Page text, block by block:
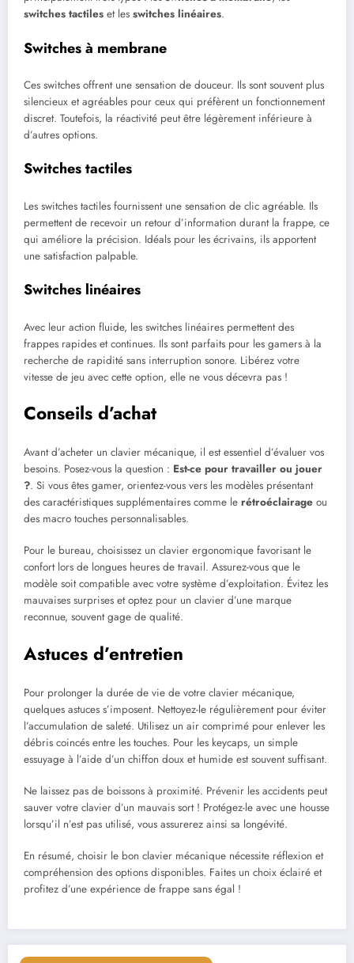
switches tactiles et les switches linéaires.
Switches à membrane
Ces switches offrent une sensation de douceur. Ils sont souvent plus
silencieux et agréables pour ceux qui préfèrent un fonctionnement
discret. Toutefois, la réactivité peut être légèrement inférieure à
d’autres options.
Switches tactiles
Les switches tactiles fournissent une sensation de clic agréable. Ils
permettent de recevoir un retour d’information durant la frappe, ce
qui améliore la précision. Idéals pour les écrivains, ils apportent
une satisfaction palpable.
Switches linéaires
Avec leur action fluide, les switches linéaires permettent des
frappes rapides et continues. Ils sont parfaits pour les gamers à la
recherche de rapidité sans interruption sonore. Libérez votre
vitesse de jeu avec cette option, elle ne vous décevra pas !
Conseils d’achat
Avant d’acheter un clavier mécanique, il est essentiel d’évaluer vos
besoins. Posez-vous la question : Est-ce pour travailler ou jouer
?. Si vous êtes gamer, orientez-vous vers les modèles présentant
des caractéristiques supplémentaires comme le rétroéclairage ou
des macro touches personnalisables.
Pour le bureau, choisissez un clavier ergonomique favorisant le
confort lors de longues heures de travail. Assurez-vous que le
modèle soit compatible avec votre système d’exploitation. Évitez les
mauvaises surprises et optez pour un clavier d’une marque
reconnue, souvent gage de qualité.
Astuces d’entretien
Pour prolonger la durée de vie de votre clavier mécanique,
quelques astuces s’imposent. Nettoyez-le régulièrement pour éviter
l’accumulation de saleté. Utilisez un air comprimé pour enlever les
débris coincés entre les touches. Pour les keycaps, un simple
essuyage à l’aide d’un chiffon doux et humide est souvent suffisant.
Ne laissez pas de boissons à proximité. Prévenir les accidents peut
sauver votre clavier d’un mauvais sort ! Protégez-le avec une housse
lorsqu’il n’est pas utilisé, vous assurerez ainsi sa longévité.
En résumé, choisir le bon clavier mécanique nécessite réflexion et
compréhension des options disponibles. Faites un choix éclairé et
profitez d’une expérience de frappe sans égal !